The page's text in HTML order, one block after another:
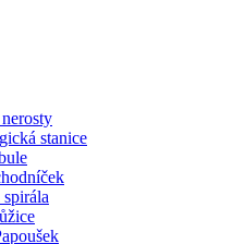
stanice